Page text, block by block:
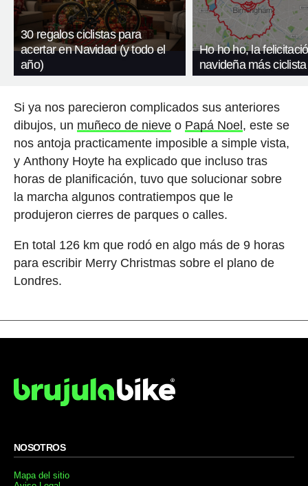
30 regalos ciclistas para
acertar en Navidad (y todo el
año)
Ho ho ho, la
navideña más ciclista
Si ya nos parecieron complicados sus anteriores
dibujos, un muñeco de nieveo Papá Noel, este se
nos antoja practicamente imposible a simple vista,
y Anthony Hoyte ha explicado que incluso tras
horas de planificación, tuvo que solucionar sobre
la marcha algunos contratiempos que le
produjeron cierres de parques o calles.
En total 126 km que rodó en algo más de 9 horas
para escribir Merry Christmas sobre el plano de
Londres.
NOSOTROS
Mapa del sitio